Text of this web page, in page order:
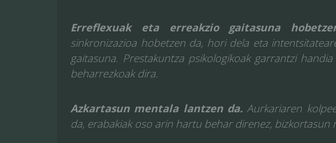
Erreflexuak eta erreakzio gaitasuna
sinkronizazioa hobetzen da, hori dela eta
gaitasuna. Prestakuntza psikologikoak garrantzi
beharrezkoak dira.
Azkartasun mentala lantzen da.Aurkariaren
da, erabakiak oso arin hartu behar direnez, bizkortasun